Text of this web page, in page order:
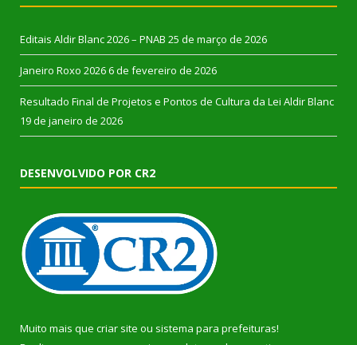
Editais Aldir Blanc 2026 – PNAB 25 de março de 2026
Janeiro Roxo 2026 6 de fevereiro de 2026
Resultado Final de Projetos e Pontos de Cultura da Lei Aldir Blanc
19 de janeiro de 2026
DESENVOLVIDO POR CR2
Muito mais que criar site ou sistema para prefeituras!